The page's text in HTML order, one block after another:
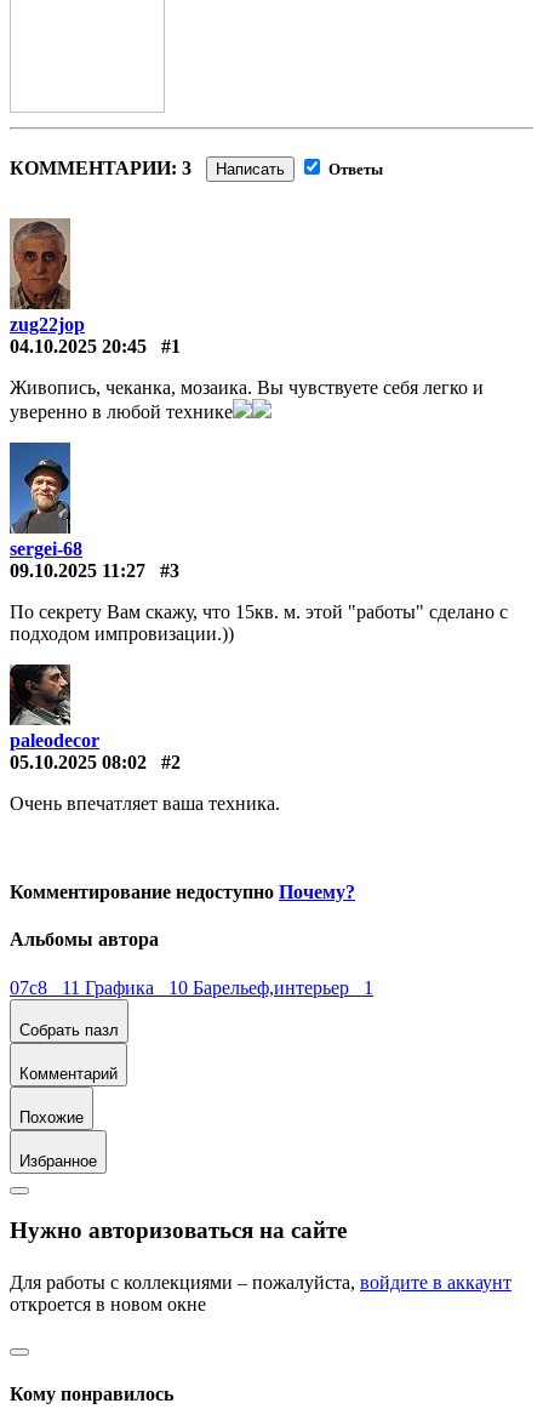
КОММЕНТАРИИ: 3 Написать Ответы
zug22jop
04.10.2025 20:45
#1
Живопись, чеканка, мозаика. Вы чувствуете себя легко и
уверенно в любой технике
sergei-68
09.10.2025 11:27
#3
По секрету Вам скажу, что 15кв. м. этой "работы" сделано с
подходом импровизации.))
paleodecor
05.10.2025 08:02
#2
Очень впечатляет ваша техника.
Комментирование недоступно Почему?
Альбомы автора
07c8 11 Графика 10 Барельеф,интерьер 1
Собрать пазл
Комментарий
Похожие
Избранное
Нужно авторизоваться на сайте
Для работы с коллекциями – пожалуйста, войдите в аккаунт
откроется в новом окне
Кому понравилось